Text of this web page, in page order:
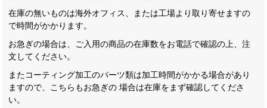
在庫の無いものは海外オフィス、または工場より取り寄せますの
で時間がかかります。
お急ぎの場合は、ご入用の商品の在庫数をお電話で確認の上、注
文してください。
またコーティング加工のパーツ類は加工時間がかかる場合があり
ますので、こちらもお急ぎの 場合は在庫をまず確認してくださ
い。